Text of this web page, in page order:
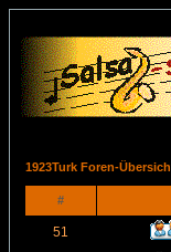
1923Turk Foren-
#
51